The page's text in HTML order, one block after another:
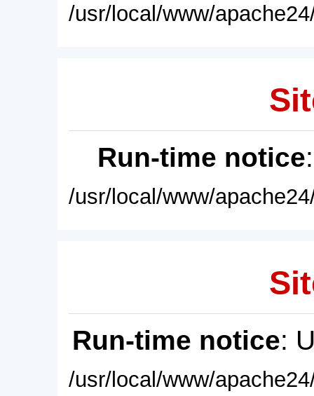
/usr/local/www/
Run-time notice
/usr/local/www/
Run-time notice:
/usr/local/www/